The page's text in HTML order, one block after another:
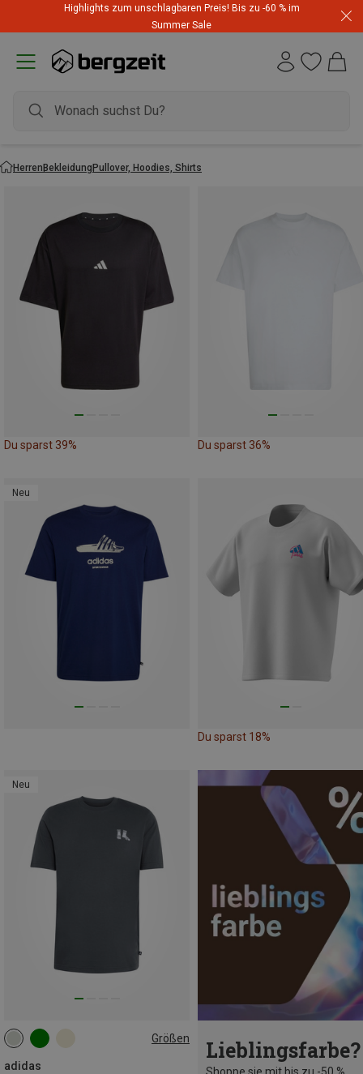
Highlights zum unschlagbaren Preis! Bis zu -60 % im
Summer Sale
HerrenBekleidungPullover, Hoodies, Shirts
Du sparst 39% Du sparst 36%
Neu
Du sparst 18%
Neu
Größen
adidas
S M Lieblingsfarbe?